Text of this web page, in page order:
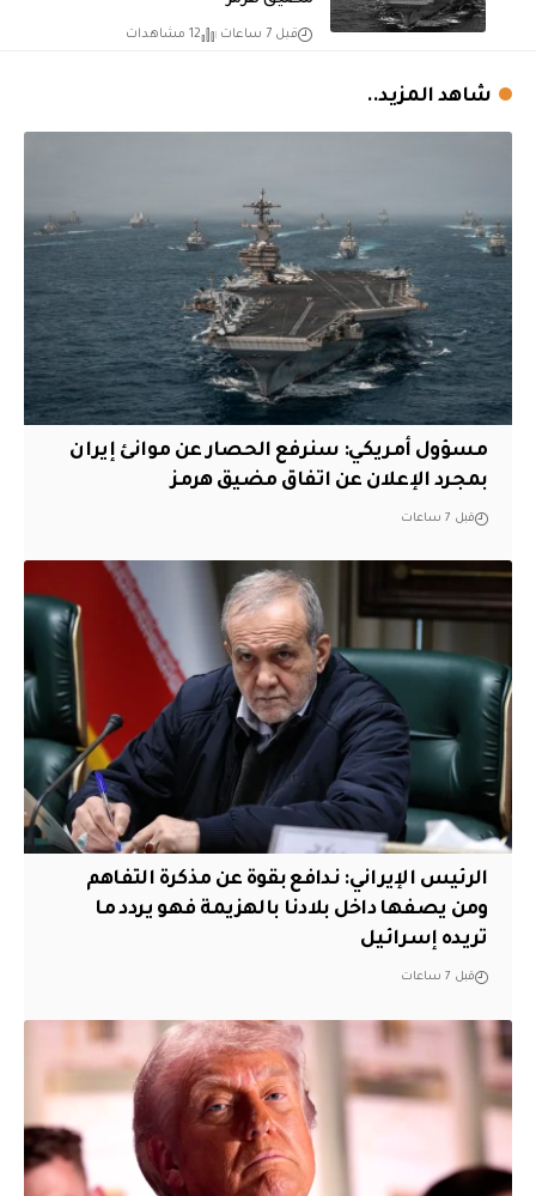
قبل 7 ساعات 12 مشاهدات
شاهد المزيد..
مسؤول أمريكي: سنرفع الحصار عن موانئ إيران
بمجرد الإعلان عن اتفاق مضيق هرمز
قبل 7 ساعات
الرئيس الإيراني: ندافع بقوة عن مذكرة التفاهم
ومن يصفها داخل بلادنا بالهزيمة فهو يردد ما
تريده إسرائيل
قبل 7 ساعات